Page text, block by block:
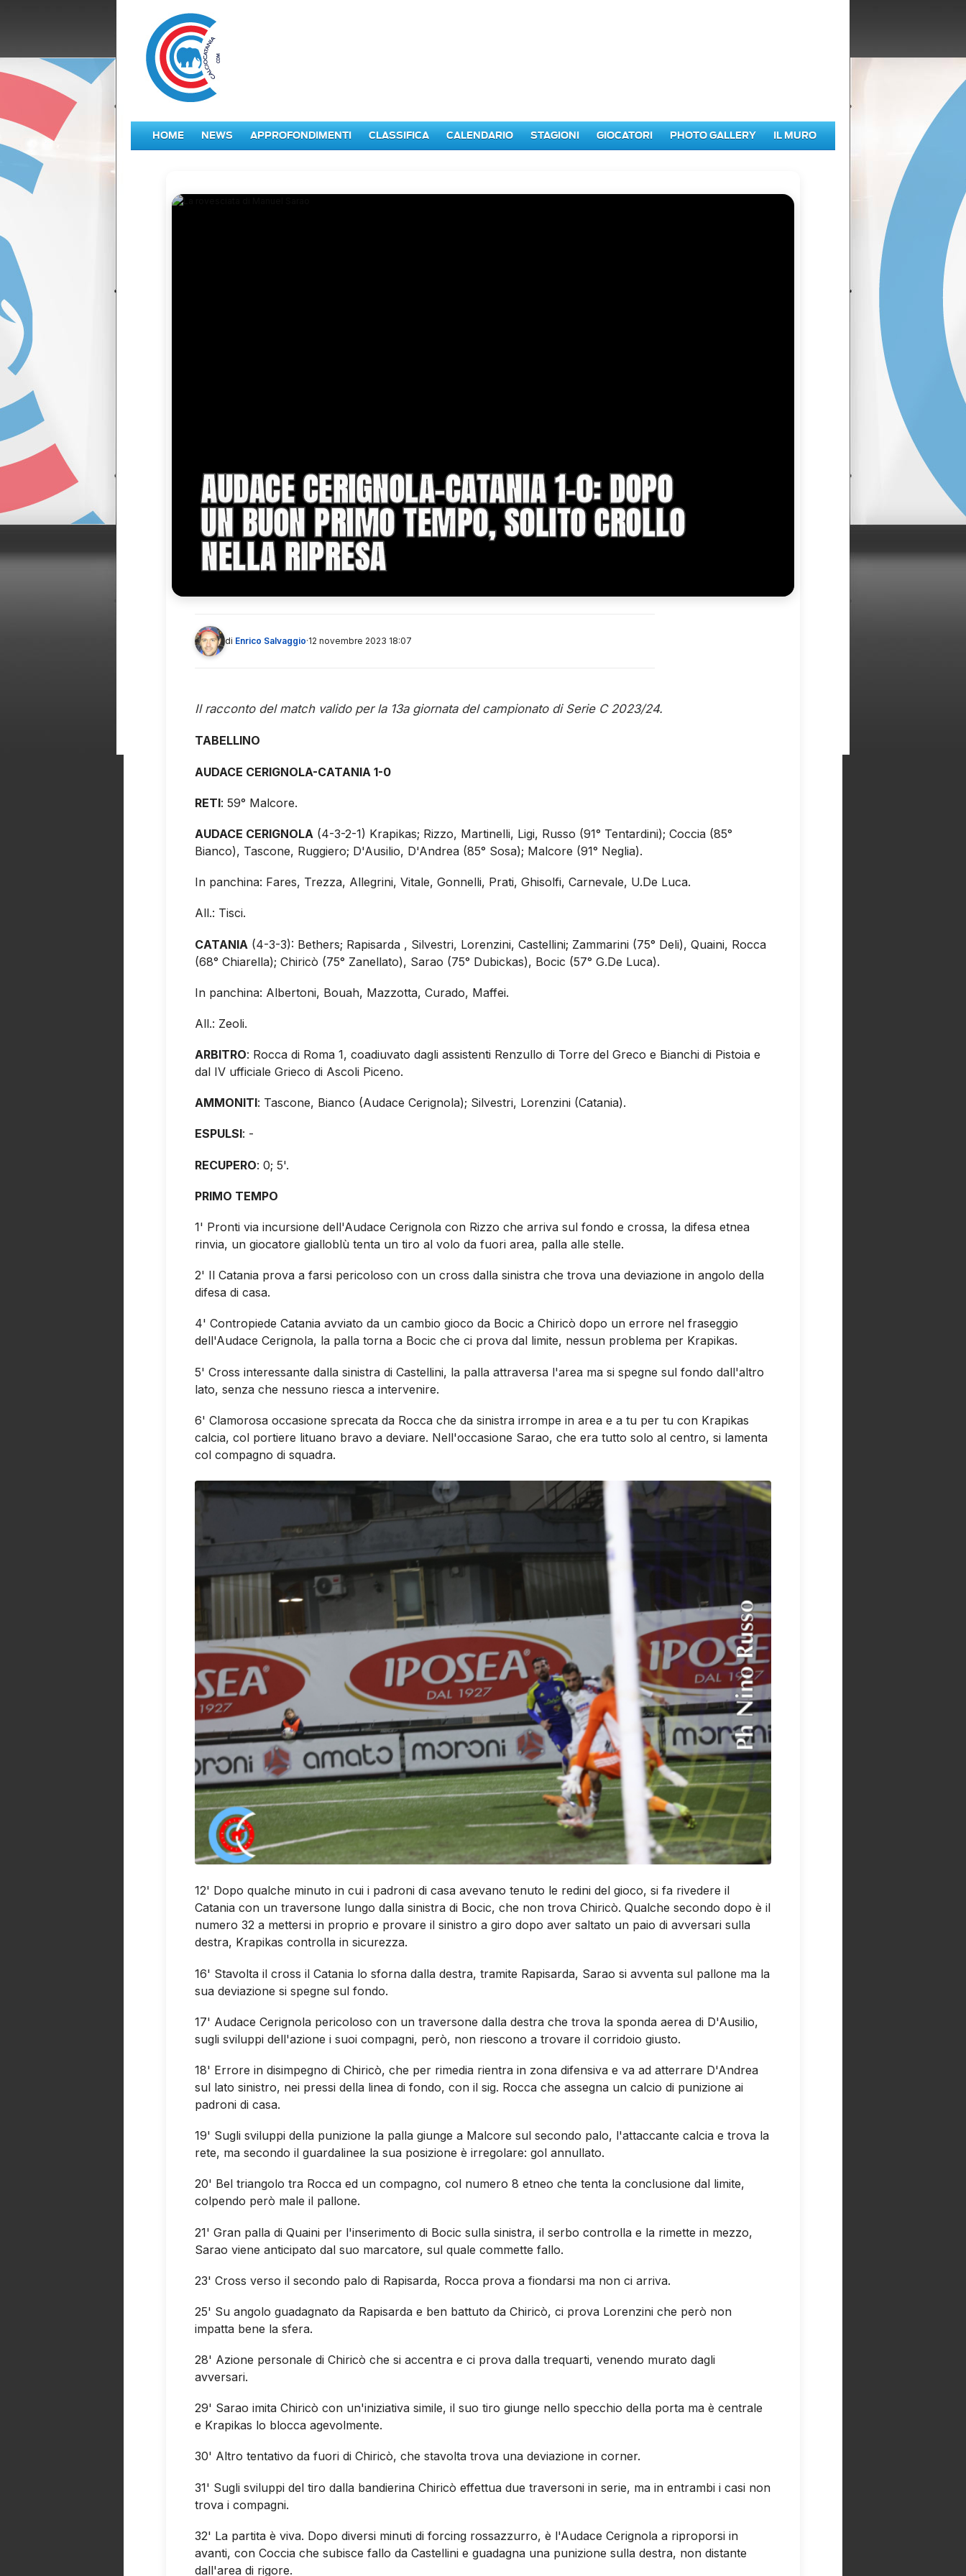
HOME NEWS APPROFONDIMENTI CLASSIFICA CALENDARIO STAGIONI GIOCATORI PHOTO GALLERY IL MURO
AUDACE CERIGNOLA-CATANIA 1-0: DOPO
UN BUON PRIMO TEMPO, SOLITO CROLLO
NELLA RIPRESA
di Enrico Salvaggio·12 novembre 2023 18:07
Il racconto del match valido per la 13a giornata del campionato di Serie C 2023/24.
TABELLINO
AUDACE CERIGNOLA-CATANIA 1-0
RETI: 59° Malcore.
AUDACE CERIGNOLA (4-3-2-1) Krapikas; Rizzo, Martinelli, Ligi, Russo (91° Tentardini); Coccia (85°
Bianco), Tascone, Ruggiero; D'Ausilio, D'Andrea (85° Sosa); Malcore (91° Neglia).
In panchina: Fares, Trezza, Allegrini, Vitale, Gonnelli, Prati, Ghisolfi, Carnevale, U.De Luca.
All.: Tisci.
CATANIA (4-3-3): Bethers; Rapisarda , Silvestri, Lorenzini, Castellini; Zammarini (75° Deli), Quaini, Rocca
(68° Chiarella); Chiricò (75° Zanellato), Sarao (75° Dubickas), Bocic (57° G.De Luca).
In panchina: Albertoni, Bouah, Mazzotta, Curado, Maffei.
All.: Zeoli.
ARBITRO: Rocca di Roma 1, coadiuvato dagli assistenti Renzullo di Torre del Greco e Bianchi di Pistoia e
dal IV ufficiale Grieco di Ascoli Piceno.
AMMONITI: Tascone, Bianco (Audace Cerignola); Silvestri, Lorenzini (Catania).
ESPULSI: -
RECUPERO: 0; 5'.
PRIMO TEMPO
1' Pronti via incursione dell'Audace Cerignola con Rizzo che arriva sul fondo e crossa, la difesa etnea
rinvia, un giocatore gialloblù tenta un tiro al volo da fuori area, palla alle stelle.
2' Il Catania prova a farsi pericoloso con un cross dalla sinistra che trova una deviazione in angolo della
difesa di casa.
4' Contropiede Catania avviato da un cambio gioco da Bocic a Chiricò dopo un errore nel fraseggio
dell'Audace Cerignola, la palla torna a Bocic che ci prova dal limite, nessun problema per Krapikas.
5' Cross interessante dalla sinistra di Castellini, la palla attraversa l'area ma si spegne sul fondo dall'altro
lato, senza che nessuno riesca a intervenire.
6' Clamorosa occasione sprecata da Rocca che da sinistra irrompe in area e a tu per tu con Krapikas
calcia, col portiere lituano bravo a deviare. Nell'occasione Sarao, che era tutto solo al centro, si lamenta
col compagno di squadra.
12' Dopo qualche minuto in cui i padroni di casa avevano tenuto le redini del gioco, si fa rivedere il
Catania con un traversone lungo dalla sinistra di Bocic, che non trova Chiricò. Qualche secondo dopo è il
numero 32 a mettersi in proprio e provare il sinistro a giro dopo aver saltato un paio di avversari sulla
destra, Krapikas controlla in sicurezza.
16' Stavolta il cross il Catania lo sforna dalla destra, tramite Rapisarda, Sarao si avventa sul pallone ma la
sua deviazione si spegne sul fondo.
17' Audace Cerignola pericoloso con un traversone dalla destra che trova la sponda aerea di D'Ausilio,
sugli sviluppi dell'azione i suoi compagni, però, non riescono a trovare il corridoio giusto.
18' Errore in disimpegno di Chiricò, che per rimedia rientra in zona difensiva e va ad atterrare D'Andrea
sul lato sinistro, nei pressi della linea di fondo, con il sig. Rocca che assegna un calcio di punizione ai
padroni di casa.
19' Sugli sviluppi della punizione la palla giunge a Malcore sul secondo palo, l'attaccante calcia e trova la
rete, ma secondo il guardalinee la sua posizione è irregolare: gol annullato.
20' Bel triangolo tra Rocca ed un compagno, col numero 8 etneo che tenta la conclusione dal limite,
colpendo però male il pallone.
21' Gran palla di Quaini per l'inserimento di Bocic sulla sinistra, il serbo controlla e la rimette in mezzo,
Sarao viene anticipato dal suo marcatore, sul quale commette fallo.
23' Cross verso il secondo palo di Rapisarda, Rocca prova a fiondarsi ma non ci arriva.
25' Su angolo guadagnato da Rapisarda e ben battuto da Chiricò, ci prova Lorenzini che però non
impatta bene la sfera.
28' Azione personale di Chiricò che si accentra e ci prova dalla trequarti, venendo murato dagli
avversari.
29' Sarao imita Chiricò con un'iniziativa simile, il suo tiro giunge nello specchio della porta ma è centrale
e Krapikas lo blocca agevolmente.
30' Altro tentativo da fuori di Chiricò, che stavolta trova una deviazione in corner.
31' Sugli sviluppi del tiro dalla bandierina Chiricò effettua due traversoni in serie, ma in entrambi i casi non
trova i compagni.
32' La partita è viva. Dopo diversi minuti di forcing rossazzurro, è l'Audace Cerignola a riproporsi in
avanti, con Coccia che subisce fallo da Castellini e guadagna una punizione sulla destra, non distante
dall'area di rigore.